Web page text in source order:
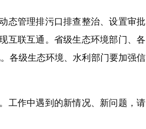
管理排污口排查整治、设置审批
互联互通。省级生态环境部门、各
各级生态环境、水利部门要加强信
作中遇到的新情况、新问题，请